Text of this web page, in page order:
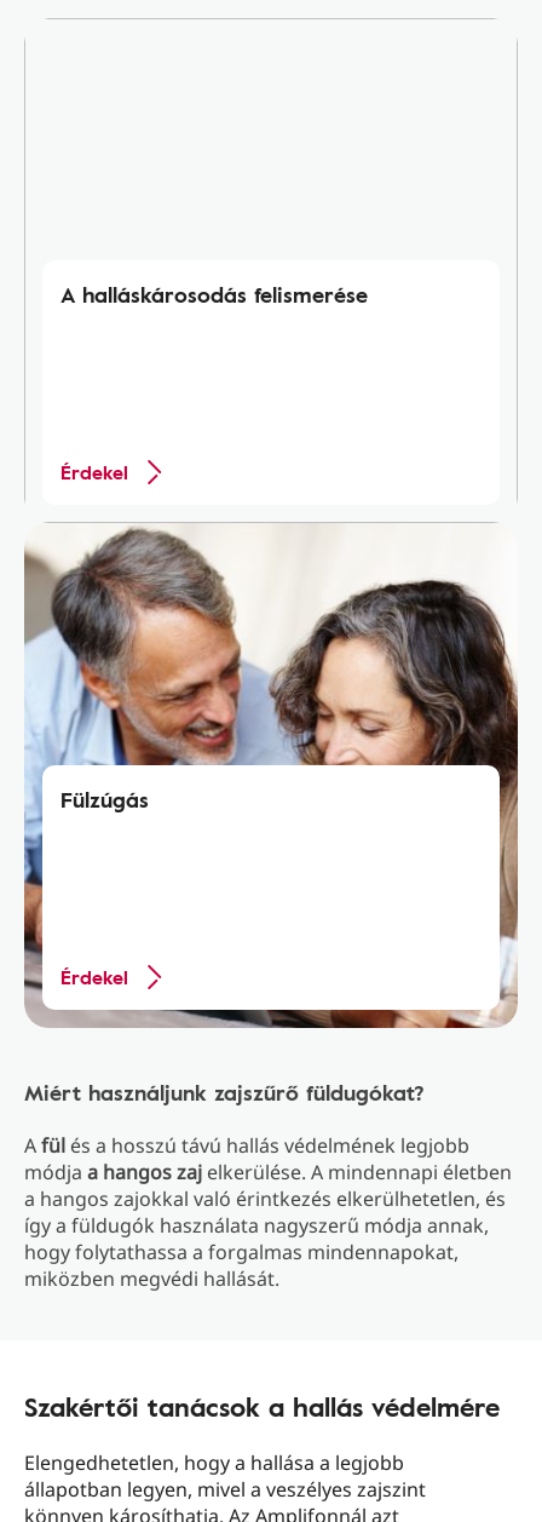
A halláskárosodás felismerése
Érdekel
Fülzúgás
Érdekel
Miért használjunk zajszűrő füldugókat?
Afül és a hosszú távú hallás védelmének legjobb
módja a hangos zaj elkerülése. A mindennapi életben
a hangos zajokkal való érintkezés elkerülhetetlen, és
így a füldugók használata nagyszerű módja annak,
hogy folytathassa a forgalmas mindennapokat,
miközben megvédi hallását.
Szakértői tanácsok a hallás védelmére
Elengedhetetlen, hogy a hallása a legjobb
állapotban legyen, mivel a veszélyes zajszint
könnyen károsíthatja. Az Amplifonnál azt